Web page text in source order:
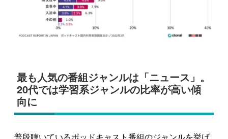
最も人気の番組ジャンルは「ニュース」。
20代では学習系ジャンルの比率が高い傾
向に